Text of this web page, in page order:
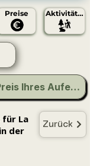
Preise Aktivitäten
Berechnen Sie den Preis Ihres Aufenthalts
La
der
Zurück